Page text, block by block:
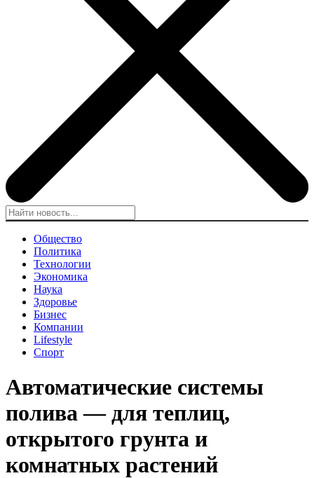
Общество
Политика
Технологии
Экономика
Наука
Здоровье
Бизнес
Компании
Lifestyle
Спорт
Автоматические системы
полива — для теплиц,
открытого грунта и
комнатных растений